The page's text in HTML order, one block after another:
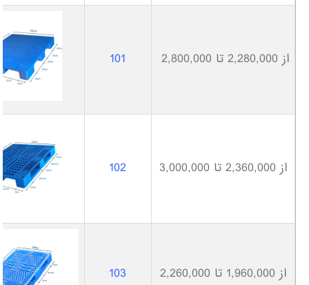
از 2,280,000 تا 2,800,000 101
از 2,360,000 تا 3,000,000 102
از 1,960,000 تا 2,260,000 103